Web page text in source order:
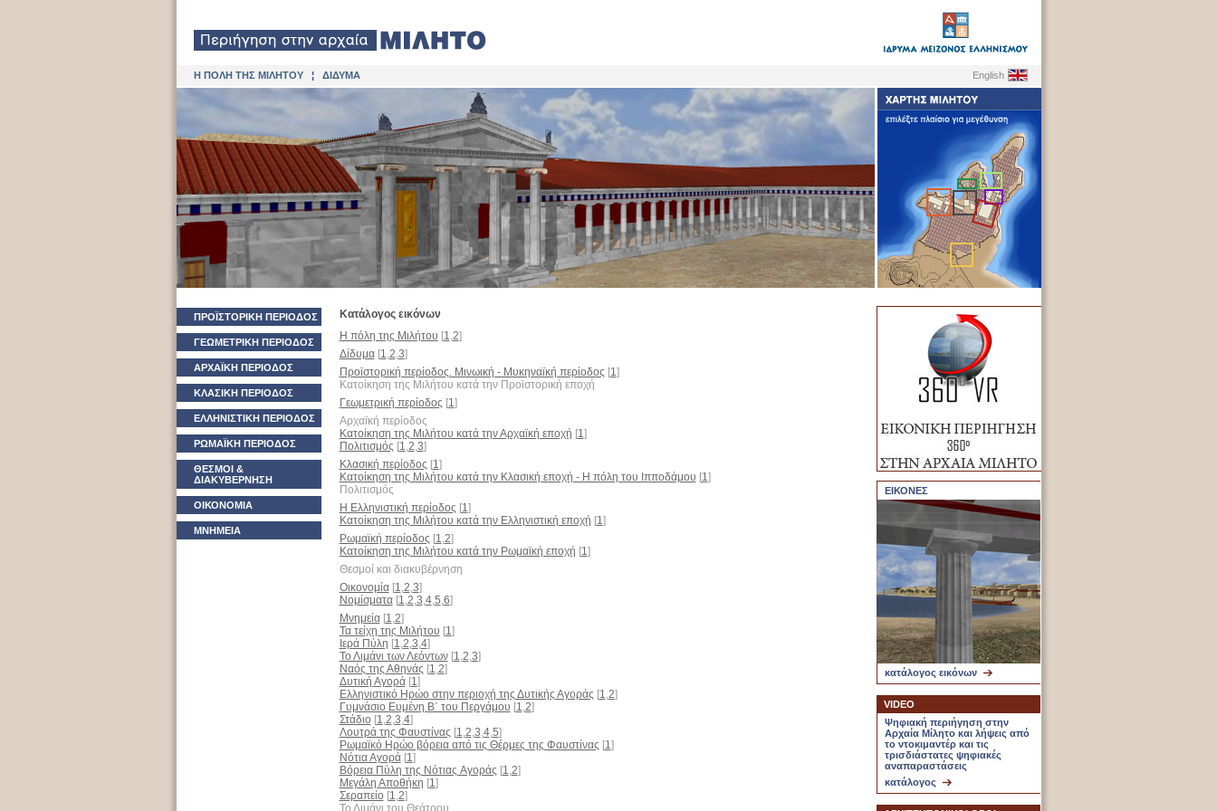
Η ΠΟΛΗ ΤΗΣ ΜΙΛΗΤΟΥ¦ ΔΙΔΥΜΑ English
ΠΡΟΪΣΤΟΡΙΚΗ ΠΕΡΙΟΔΟΣ
ΓΕΩΜΕΤΡΙΚΗ ΠΕΡΙΟΔΟΣ
ΑΡΧΑΪΚΗ ΠΕΡΙΟΔΟΣ
ΚΛΑΣΙΚΗ ΠΕΡΙΟΔΟΣ
ΕΛΛΗΝΙΣΤΙΚΗ ΠΕΡΙΟΔΟΣ
ΡΩΜΑΪΚΗ ΠΕΡΙΟΔΟΣ
ΘΕΣΜΟΙ &
ΔΙΑΚΥΒΕΡΝΗΣΗ
ΟΙΚΟΝΟΜΙΑ
ΜΝΗΜΕΙΑ
Κατάλογος εικόνων
Η πόλη της Μιλήτου [1,2]
Δίδυμα[1,2,3]
Προϊστορική περίοδος. Μινωική - Μυκηναϊκή περίοδος [1]
Κατοίκηση της Μιλήτου κατά την Προϊστορική εποχή
Γεωμετρική περίοδος [1]
Αρχαϊκή περίοδος
Κατοίκηση της Μιλήτου κατά την Αρχαϊκή εποχή [1]
Πολιτισμός [1,2,3]
Κλασική περίοδος [1]
Κατοίκηση της Μιλήτου κατά την Κλασική εποχή - Η πόλη του Ιπποδάμου [1]
Πολιτισμός
Η Ελληνιστική περίοδος [1]
Κατοίκηση της Μιλήτου κατά την Ελληνιστική εποχή [1]
Ρωμαϊκή περίοδος [1,2]
Κατοίκηση της Μιλήτου κατά την Ρωμαϊκή εποχή [1]
Θεσμοί και διακυβέρνηση
Οικονομία[1,2,3]
Νομίσματα[1,2,3,4,5,6]
Μνημεία[1,2]
Τα τείχη της Μιλήτου [1]
Ιερά Πύλη [1,2,3,4]
Το Λιμάνι των Λεόντων[1,2,3]
Ναός της Αθηνάς [1,2]
Δυτική Αγορά[1]
Ελληνιστικό Ηρώο στην περιοχή της Δυτικής Αγοράς [1,2]
Γυμνάσιο Eυμένη B΄ του Περγάμου [1,2]
Στάδιο [1,2,3,4]
Λουτρά της Φαυστίνας [1,2,3,4,5]
Ρωμαϊκό Hρώο βόρεια από τις Θέρμες της Φαυστίνας [1]
Νότια Αγορά[1]
Βόρεια Πύλη της Nότιας Aγοράς [1,2]
Μεγάλη Αποθήκη [1]
Σεραπείο [1,2]
Το Λιμάνι του Θεάτρου
ΕΙΚΟΝΕΣ
κατάλογος εικόνων
VIDEO
Ψηφιακή περιήγηση στην
Αρχαία Μίλητο και λήψεις από
το ντοκιμαντέρ και τις
τρισδιάστατες ψηφιακές
αναπαραστάσεις
κατάλογος